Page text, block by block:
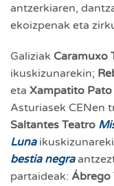
antzerkiaren,
ekoizpenak eta
Galiziak Caramuxo
ikuskizunarekin;
eta Xampatito Pato
Asturiasek CENen
Saltantes Teatro
Luna
bestia negra
partaideak: Ábrego